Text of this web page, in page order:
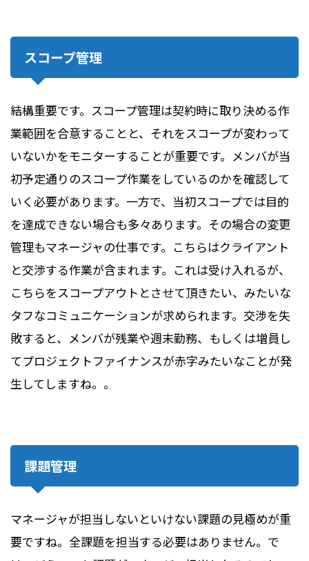
スコープ管理
結構重要です。スコープ管理は契約時に取り決める作
業範囲を合意することと、それをスコープが変わって
いないかをモニターすることが重要です。メンバが当
初予定通りのスコープ作業をしているのかを確認して
いく必要があります。一方で、当初スコープでは目的
を達成できない場合も多々あります。その場合の変更
管理もマネージャの仕事です。こちらはクライアント
と交渉する作業が含まれます。これは受け入れるが、
こちらをスコープアウトとさせて頂きたい、みたいな
タフなコミュニケーションが求められます。交渉を失
敗すると、メンバが残業や週末勤務、もしくは増員し
てプロジェクトファイナンスが赤字みたいなことが発
生してしますね。。
課題管理
マネージャが担当しないといけない課題の見極めが重
要ですね。全課題を担当する必要はありません。で